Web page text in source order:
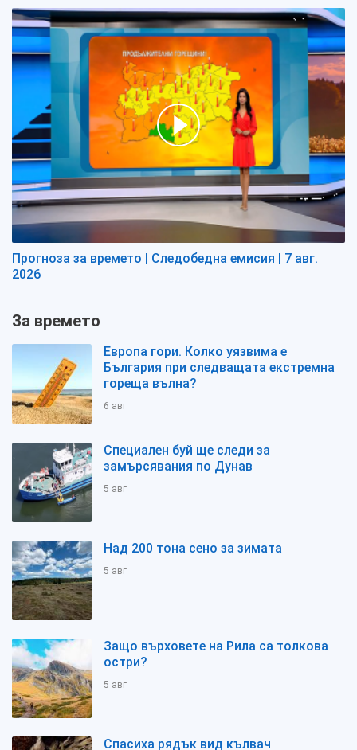
Прогноза за времето | Следобедна емисия | 7 авг.
2026
За времето
Европа гори. Колко уязвима е
България при следващата екстремна
гореща вълна?
6 авг
Специален буй ще следи за
замърсявания по Дунав
5 авг
Над 200 тона сено за зимата
5 авг
Защо върховете на Рила са толкова
остри?
5 авг
Спасиха рядък вид кълвач